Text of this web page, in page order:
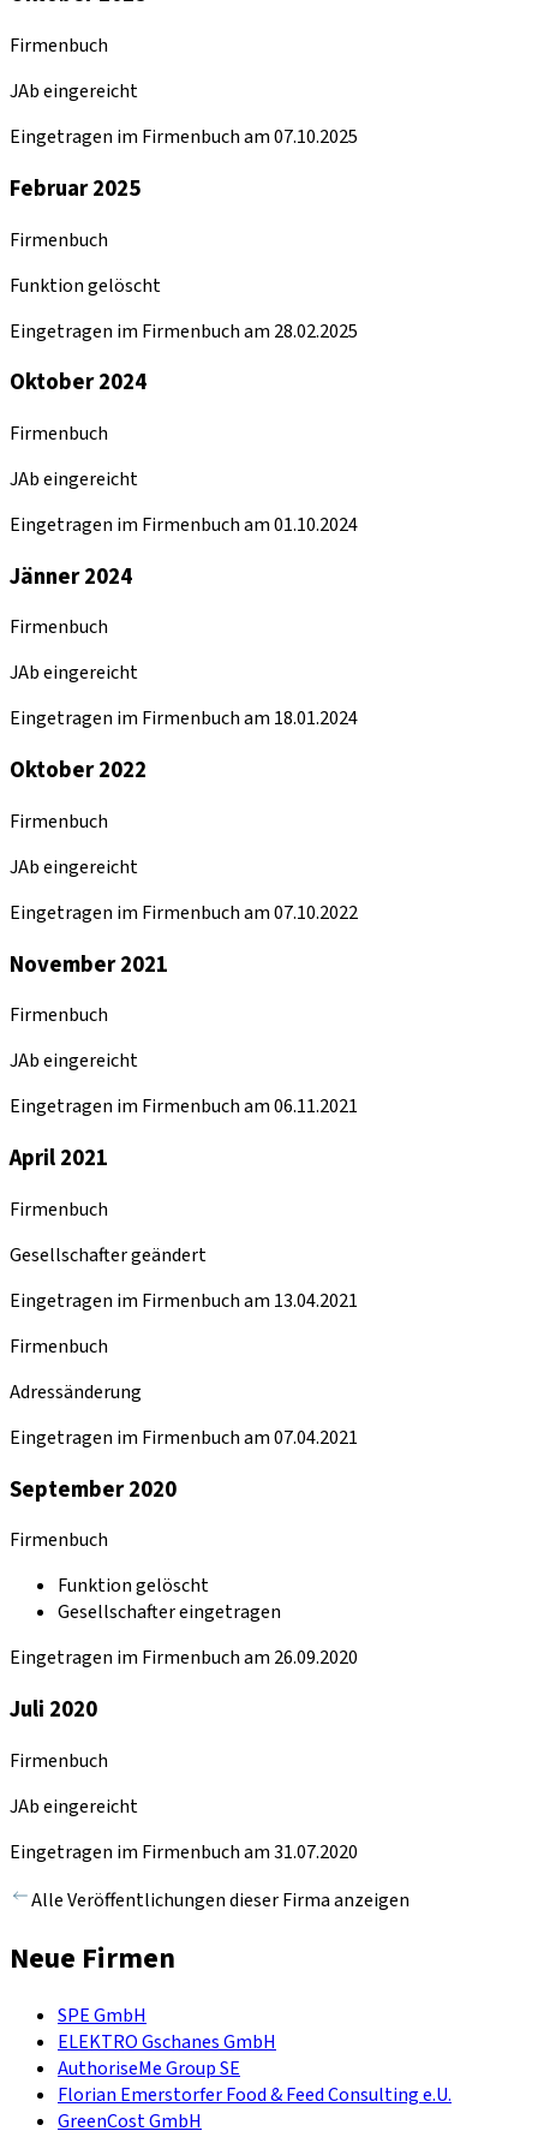
Firmenbuch
JAb eingereicht
Eingetragen im Firmenbuch am 07.10.2025
Februar 2025
Firmenbuch
Funktion gelöscht
Eingetragen im Firmenbuch am 28.02.2025
Oktober 2024
Firmenbuch
JAb eingereicht
Eingetragen im Firmenbuch am 01.10.2024
Jänner 2024
Firmenbuch
JAb eingereicht
Eingetragen im Firmenbuch am 18.01.2024
Oktober 2022
Firmenbuch
JAb eingereicht
Eingetragen im Firmenbuch am 07.10.2022
November 2021
Firmenbuch
JAb eingereicht
Eingetragen im Firmenbuch am 06.11.2021
April 2021
Firmenbuch
Gesellschafter geändert
Eingetragen im Firmenbuch am 13.04.2021
Firmenbuch
Adressänderung
Eingetragen im Firmenbuch am 07.04.2021
September 2020
Firmenbuch
Funktion gelöscht
Gesellschafter eingetragen
Eingetragen im Firmenbuch am 26.09.2020
Juli 2020
Firmenbuch
JAb eingereicht
Eingetragen im Firmenbuch am 31.07.2020
Alle Veröffentlichungen dieser Firma anzeigen
Neue Firmen
SPE GmbH
ELEKTRO Gschanes GmbH
AuthoriseMe Group SE
Florian Emerstorfer Food & Feed Consulting e.U.
GreenCost GmbH